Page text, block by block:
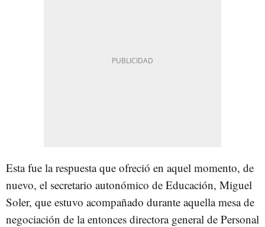
Esta fue la respuesta que ofreció en aquel momento, de
nuevo, el secretario autonómico de Educación, Miguel
Soler, que estuvo acompañado durante aquella mesa de
negociación de la entonces directora general de Personal